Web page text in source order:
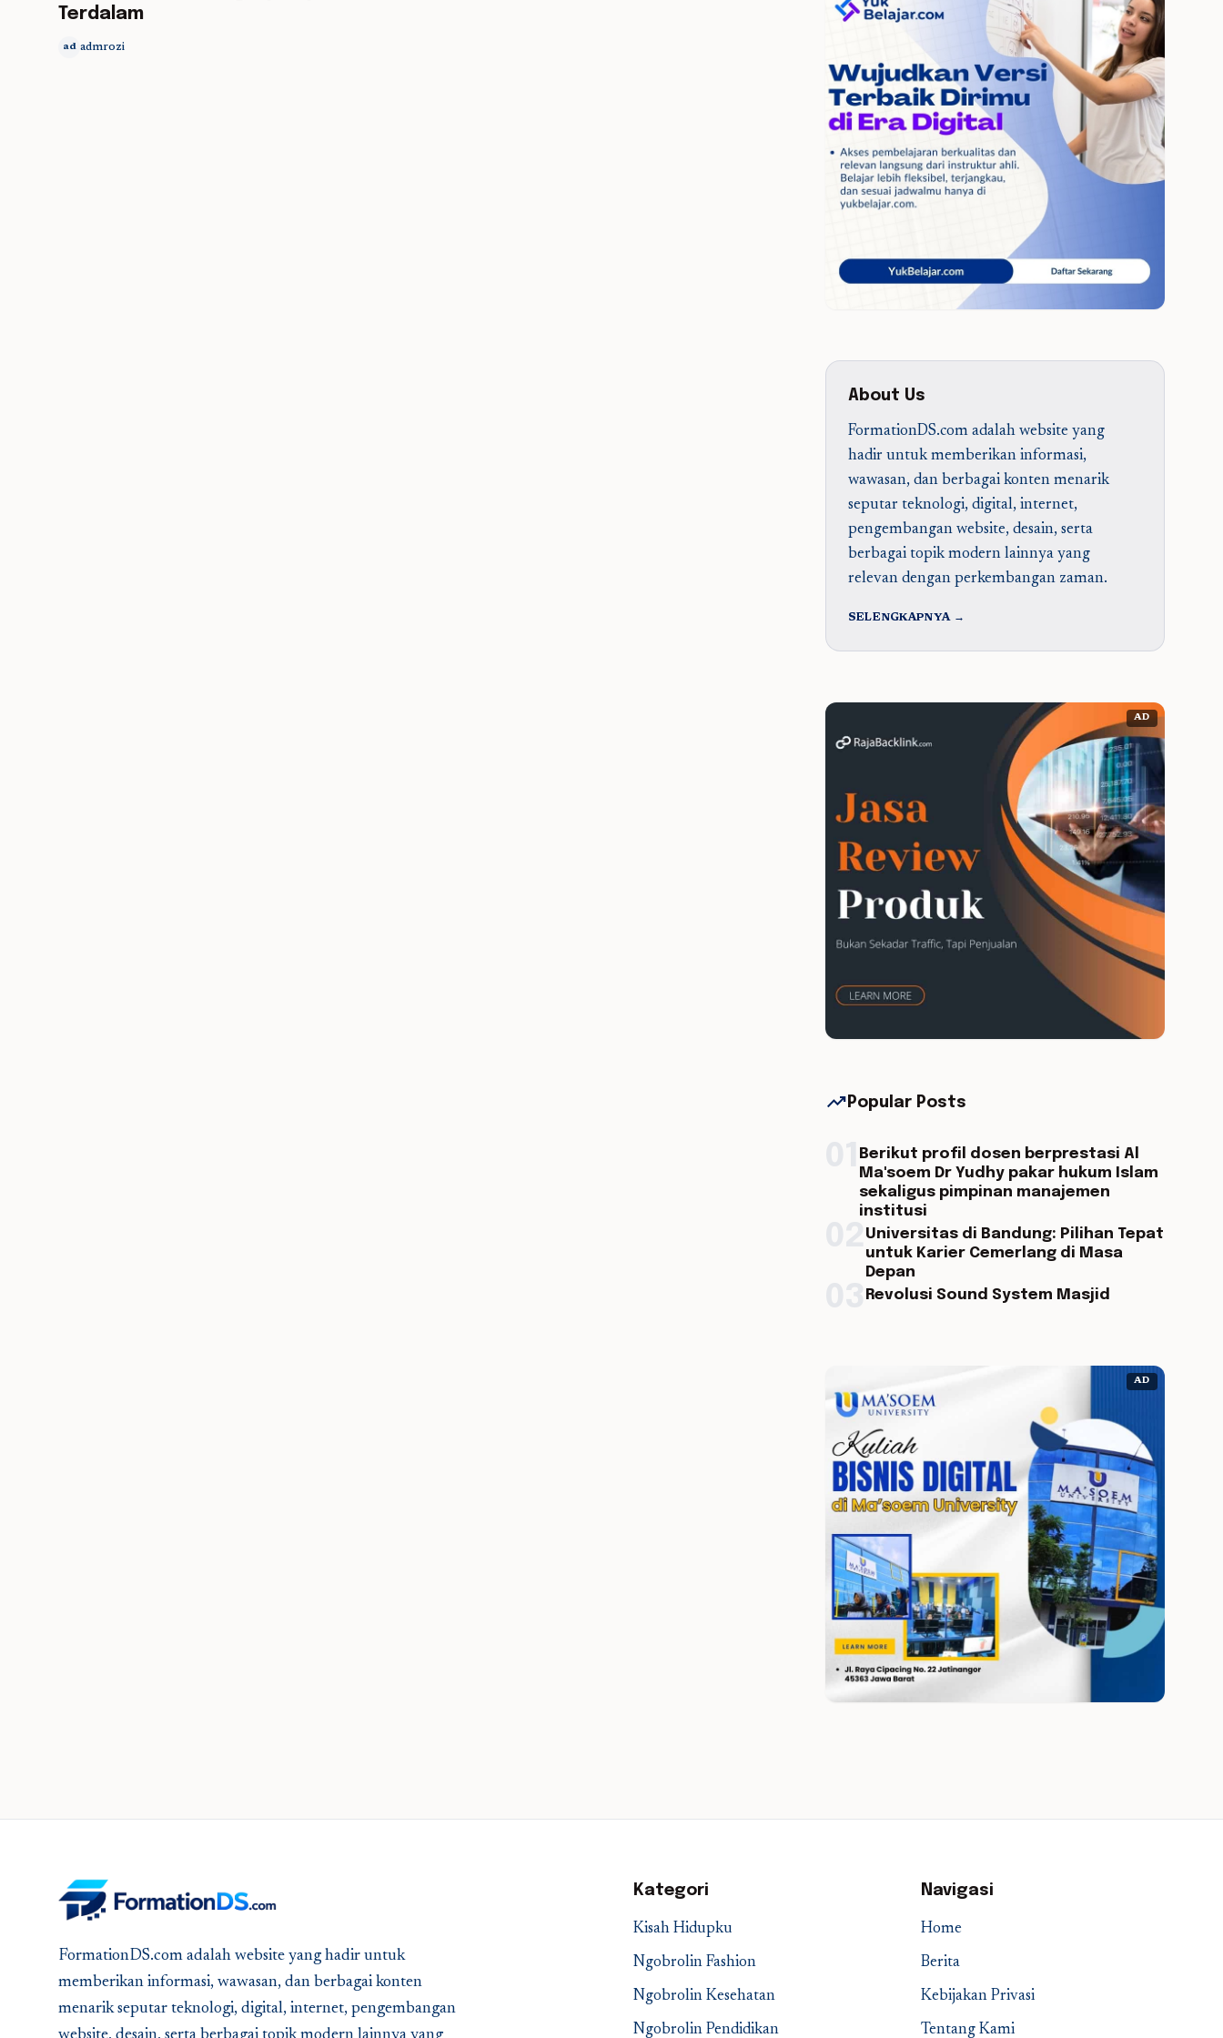
Terdalam
ad admrozi
About Us
FormationDS.com adalah website yang
hadir untuk memberikan informasi,
wawasan, dan berbagai konten menarik
seputar teknologi, digital, internet,
pengembangan website, desain, serta
berbagai topik modern lainnya yang
relevan dengan perkembangan zaman.
SELENGKAPNYA →
AD
trending_up Popular Posts
Berikut profil dosen berprestasi Al
Ma'soem Dr Yudhy pakar hukum Islam
sekaligus pimpinan manajemen
institusi
Universitas di Bandung: Pilihan Tepat
untuk Karier Cemerlang di Masa
Depan
Revolusi Sound System Masjid
AD
FormationDS.com adalah website yang hadir untuk
memberikan informasi, wawasan, dan berbagai konten
menarik seputar teknologi, digital, internet, pengembangan
Kategori
Kisah Hidupku
Ngobrolin Fashion
Ngobrolin Kesehatan
Ngobrolin Pendidikan
Navigasi
Home
Berita
Kebijakan Privasi
Tentang Kami